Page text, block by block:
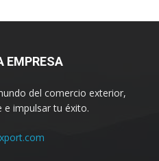
EMPRESA
del comercio exterior,
e impulsar tu éxito.